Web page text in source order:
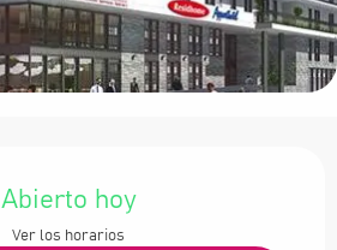
Abierto hoy
Ver los horarios